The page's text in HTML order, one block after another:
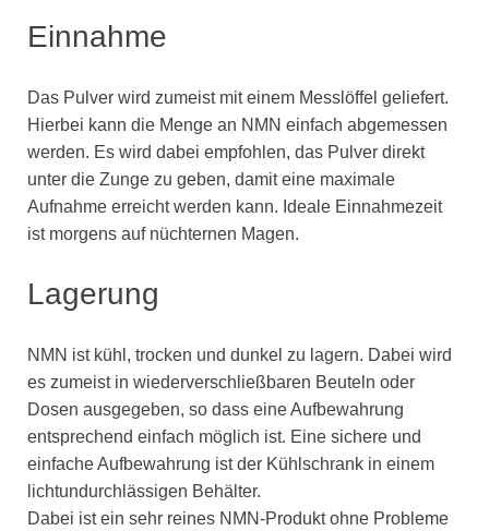
Einnahme
Das Pulver wird zumeist mit einem Messlöffel geliefert.
Hierbei kann die Menge an NMN einfach abgemessen
werden. Es wird dabei empfohlen, das Pulver direkt
unter die Zunge zu geben, damit eine maximale
Aufnahme erreicht werden kann. Ideale Einnahmezeit
ist morgens auf nüchternen Magen.
Lagerung
NMN ist kühl, trocken und dunkel zu lagern. Dabei wird
es zumeist in wiederverschließbaren Beuteln oder
Dosen ausgegeben, so dass eine Aufbewahrung
entsprechend einfach möglich ist. Eine sichere und
einfache Aufbewahrung ist der Kühlschrank in einem
lichtundurchlässigen Behälter.
Dabei ist ein sehr reines NMN-Produkt ohne Probleme